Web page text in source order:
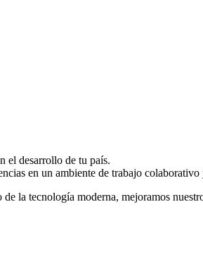
el desarrollo de tu país.
en un ambiente de trabajo colaborativo
la tecnología moderna, mejoramos